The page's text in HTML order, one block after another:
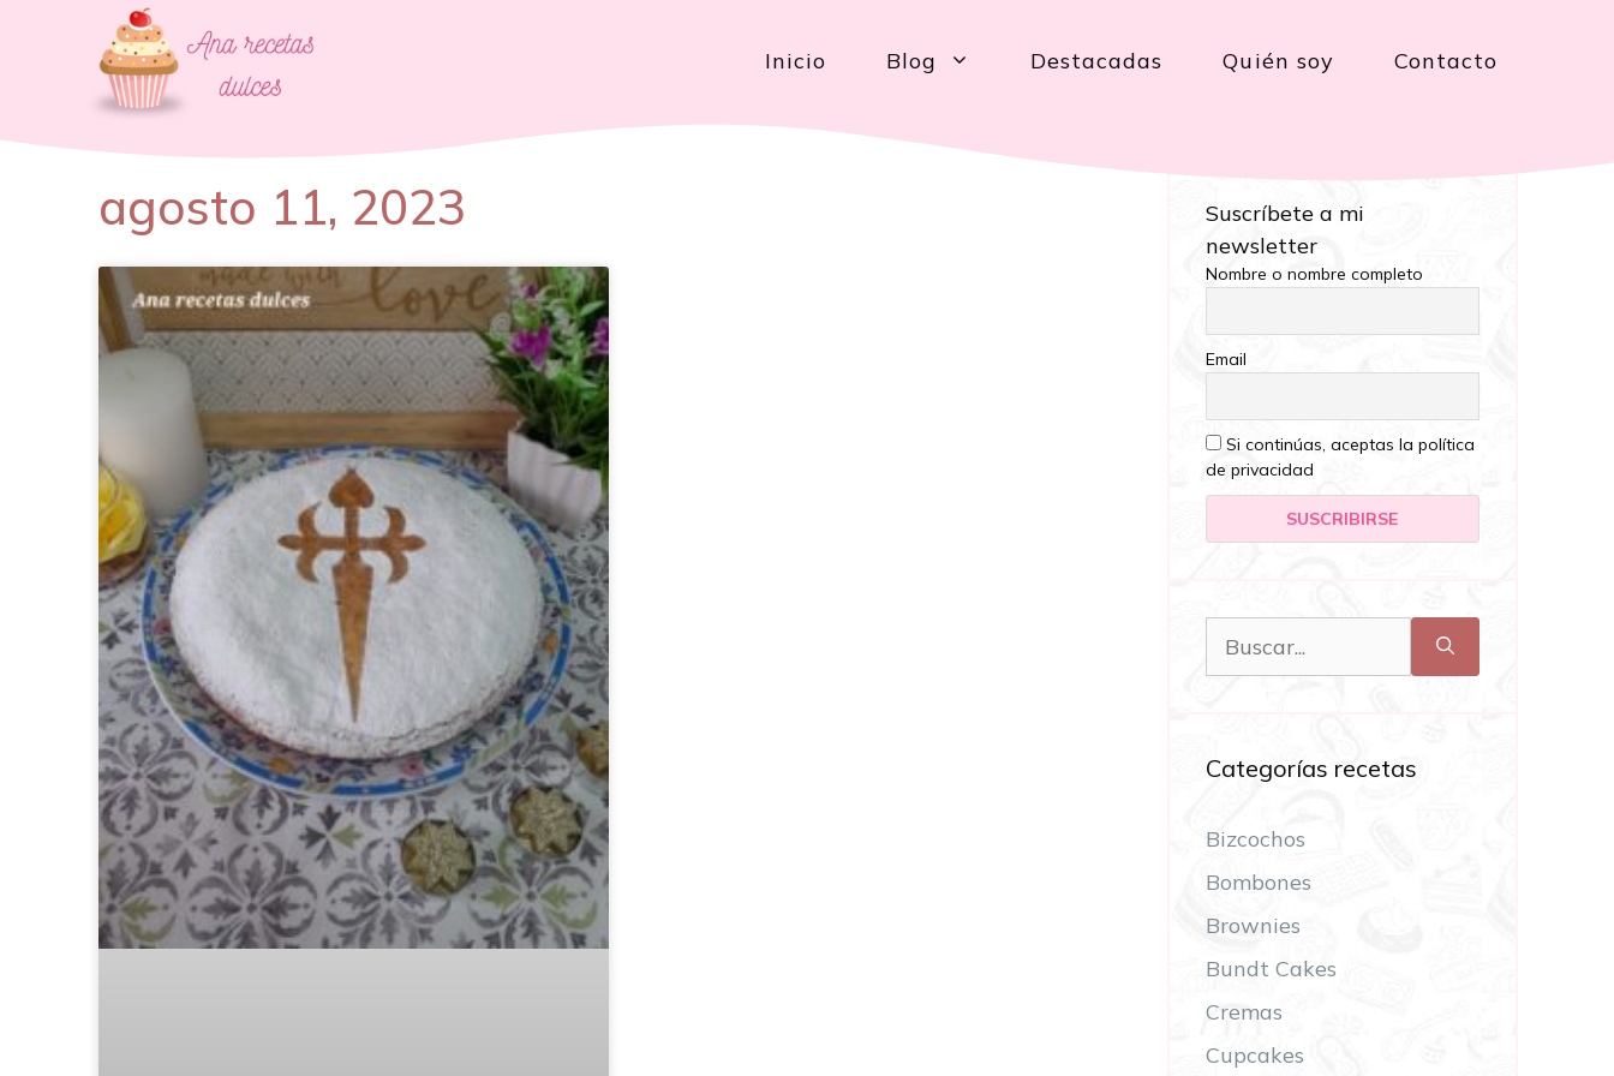
Inicio Blog Destacadas Quién soy Contacto
agosto 11, 2023
Suscríbete a mi
newsletter
Nombre o nombre completo
Email
Si continúas, aceptas la política
de privacidad
Categorías recetas
Bizcochos
Bombones
Brownies
Bundt Cakes
Cremas
Cupcakes